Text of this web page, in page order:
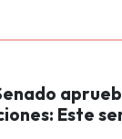
Este